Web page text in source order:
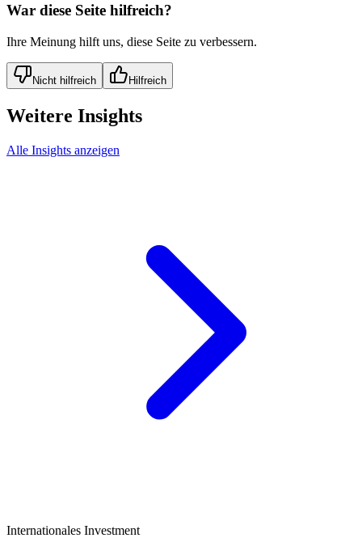
War diese Seite hilfreich?
Ihre Meinung hilft uns, diese Seite zu verbessern.
Nicht hilfreich Hilfreich
Weitere Insights
Alle Insights anzeigen
Internationales Investment